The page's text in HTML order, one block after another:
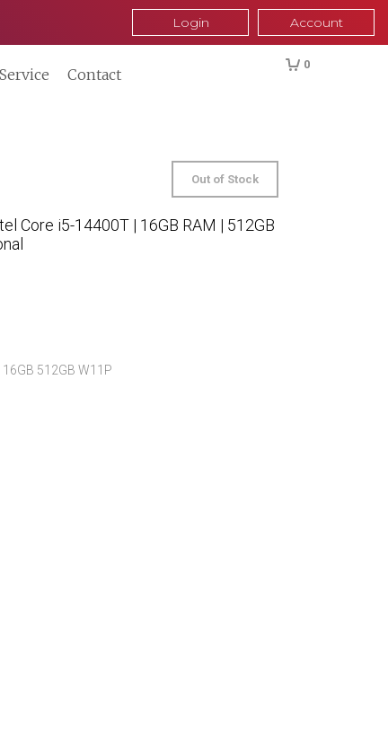
Login Account
Service Contact
0
Out of Stock
Core i5-14400T | 16GB RAM | 512GB
512GB W11P